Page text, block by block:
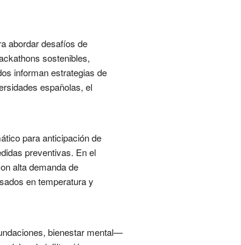
abordar desafíos de
sostenibles,
informan estrategias de
españolas, el
para anticipación de
preventivas. En el
alta demanda de
en temperatura y
bienestar mental—